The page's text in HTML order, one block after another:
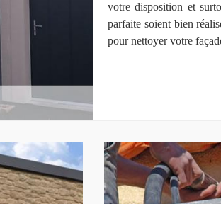
votre disposition et
parfaite soient bien
pour nettoyer votre